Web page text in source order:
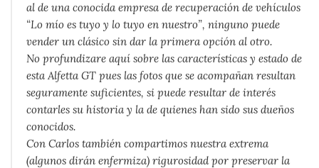
al de una conocida empresa de recuperación de vehículos
“Lo mío es tuyo y lo tuyo en nuestro”, ninguno puede
vender un clásico sin dar la primera opción al otro.
No profundizare aquí sobre las características y estado de
esta Alfetta GT pues las fotos que se acompañan resultan
seguramente suficientes, si puede resultar de interés
contarles su historia y la de quienes han sido sus dueños
conocidos.
Con Carlos también compartimos nuestra extrema
(algunos dirán enfermiza) rigurosidad por preservar la